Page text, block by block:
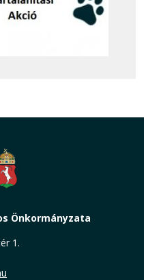
Önkormányzata
1.